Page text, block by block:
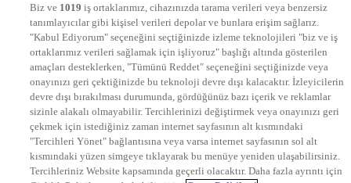
STAR
EURO STAR
KRAL POP TV
DYG Radyolar
NTV RADYO
KRAL FM
KRAL POP
EKSEN
VOYAGE
DYG Dijital
ntv.com.tr
ntvspor.net
Biz ve 1019 iş ortaklarımız, cihazınızda tarama verileri veya benzersiz
tanımlayıcılar gibi kişisel verileri depolar ve bunlara erişim sağlarız.
"Kabul Ediyorum" seçeneğini seçtiğinizde izleme teknolojileri "biz ve iş
ortaklarımız verileri sağlamak için işliyoruz" başlığı altında gösterilen
amaçları desteklerken, "Tümünü Reddet" seçeneğini seçtiğinizde veya
onayınızı geri çektiğinizde bu teknoloji devre dışı kalacaktır. İzleyicilerin
devre dışı bırakılması durumunda, gördüğünüz bazı içerik ve reklamlar
sizinle alakalı olmayabilir. Tercihlerinizi değiştirmek veya onayınızı geri
çekmek için istediğiniz zaman internet sayfasının alt kısmındaki
"Tercihleri Yönet" bağlantısına veya varsa internet sayfasının sol alt
kısmındaki yüzen simgeye tıklayarak bu menüye yeniden ulaşabilirsiniz.
Tercihleriniz Website kapsamında geçerli olacaktır. Daha fazla ayrıntı için